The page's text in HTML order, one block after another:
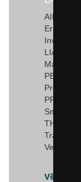
Ermanno
Invotec
LIAD
Smartflow
TracyTec
Vega S.r.l
Všichni